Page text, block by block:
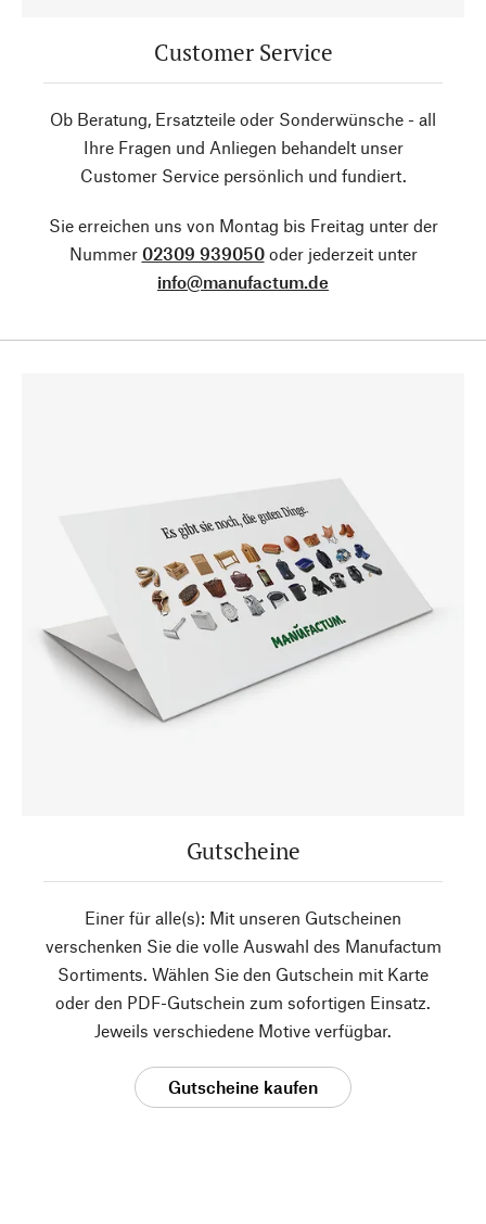
Customer Service
Ob Beratung, Ersatzteile oder Sonderwünsche - all
Ihre Fragen und Anliegen behandelt unser
Customer Service persönlich und fundiert.
Sie erreichen uns von Montag bis Freitag unter der
Nummer 02309 939050oder jederzeit unter
info@manufactum.de
Gutscheine
Einer für alle(s): Mit unseren Gutscheinen
verschenken Sie die volle Auswahl des Manufactum
Sortiments. Wählen Sie den Gutschein mit Karte
oder den PDF-Gutschein zum sofortigen Einsatz.
Jeweils verschiedene Motive verfügbar.
Gutscheine kaufen